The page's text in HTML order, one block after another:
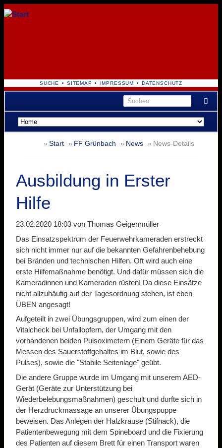
NAVIGATION
ÜBERSPRINGEN
SUCHE SITEMAP IMPRESSUM DATENSCHUTZ
Navigation
überspringen
Start FF Grünbach News News-Details
Ausbildung in Erster
Hilfe
23.02.2020 18:03 von Thomas Geigenmüller
Das Einsatzspektrum der Feuerwehrkameraden erstreckt
sich nicht immer nur auf die bekannten Gefahrenbehebung
bei Bränden und technischen Hilfen. Oft wird auch eine
erste Hilfemaßnahme benötigt. Und dafür müssen sich die
Kameradinnen und Kameraden rüsten! Da diese Einsätze
nicht allzuhäufig auf der Tagesordnung stehen, ist eben
ÜBEN angesagt!
Aufgeteilt in zwei Übungsgruppen, wird zum einen der
Vitalcheck bei Unfallopfern, der Umgang mit den
vorhandenen beiden Pulsoximetern (Einem Geräte für das
Messen des Sauerstoffgehaltes im Blut, sowie des
Pulses), sowie die "Stabile Seitenlage" geübt.
Die andere Gruppe wurde im Umgang mit unserem AED-
Gerät (Geräte zur Unterstützung bei
Wiederbelebungsmaßnahmen) geschult und durfte sich in
der Herzdruckmassage an unserer Übungspuppe
beweisen. Das Anlegen der Halzkrause (Stifnack), die
Patientenbewegung mit dem Spineboard und die Fixierung
des Patienten auf diesem Brett für einen Transport waren